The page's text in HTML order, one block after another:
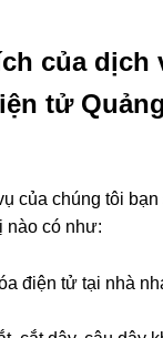
của dịch
tử
của chúng tôi
nào có như:
điện tử tại nhà